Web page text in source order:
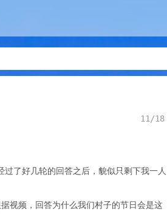
11/18
了好几轮的回答之后，貌似只剩下我一人
视频，回答为什么我们村子的节日会是这